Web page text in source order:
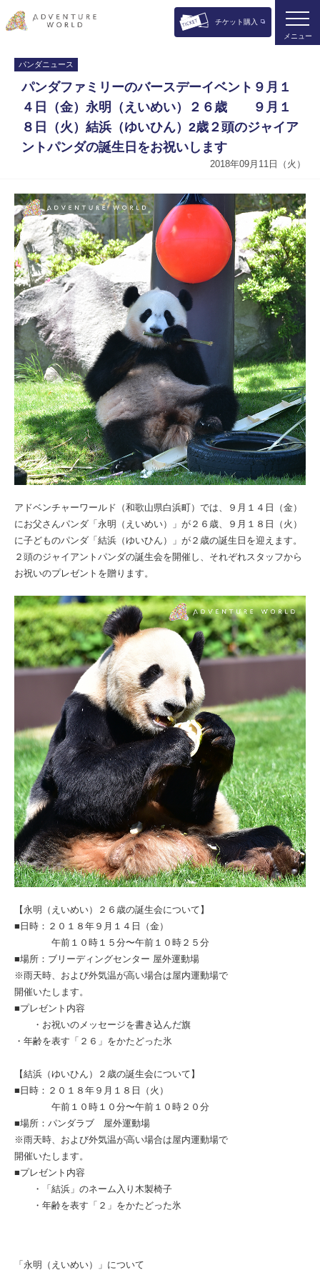
チケット購入
メニュー
パンダニュース
パンダファミリーのバースデーイベント９月１
４日（金）永明（えいめい）２６歳 ９月１
８日（火）結浜（ゆいひん）2歳２頭のジャイア
ントパンダの誕生日をお祝いします
2018年09月11日（火）
アドベンチャーワールド（和歌山県白浜町）では、９月１４日（金）
にお父さんパンダ「永明（えいめい）」が２６歳、９月１８日（火）
に子どものパンダ「結浜（ゆいひん）」が２歳の誕生日を迎えます。
２頭のジャイアントパンダの誕生会を開催し、それぞれスタッフから
お祝いのプレゼントを贈ります。
【永明（えいめい）２６歳の誕生会について】
■日時：２０１８年９月１４日（金）
午前１０時１５分〜午前１０時２５分
■場所：ブリーディングセンター 屋外運動場
※雨天時、および外気温が高い場合は屋内運動場で
開催いたします。
■プレゼント内容
・お祝いのメッセージを書き込んだ旗
・年齢を表す「２６」をかたどった氷
【結浜（ゆいひん）２歳の誕生会について】
■日時：２０１８年９月１８日（火）
午前１０時１０分〜午前１０時２０分
■場所：パンダラブ 屋外運動場
※雨天時、および外気温が高い場合は屋内運動場で
開催いたします。
■プレゼント内容
・「結浜」のネーム入り木製椅子
・年齢を表す「２」をかたどった氷
「永明（えいめい）」について